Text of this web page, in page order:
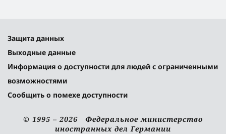
Защита данных
Выходные данные
Информация о доступности для людей с ограниченными
возможностями
Сообщить о помехе доступности
© 1995 – 2026 Федеральное министерство
иностранных дел Германии